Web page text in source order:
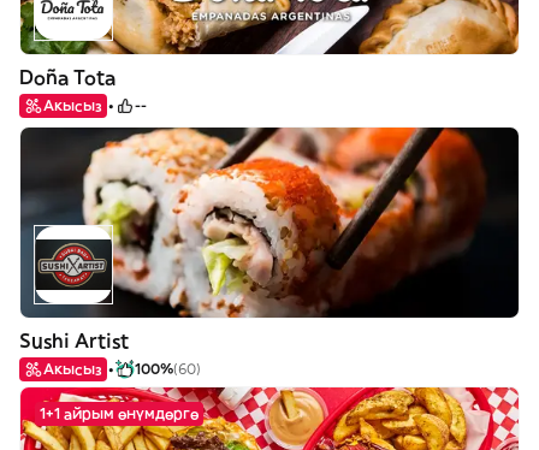
Doña Tota
Акысыз --
Sushi Artist
Акысыз 100%(60)
1+1 айрым өнүмдөргө